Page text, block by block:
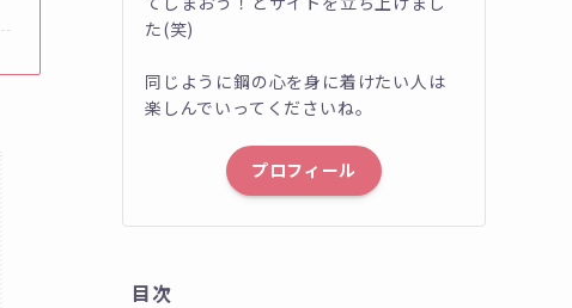
た(笑)
同じように鋼の心を身に着けたい人は
楽しんでいってくださいね。
プロフィール
目次